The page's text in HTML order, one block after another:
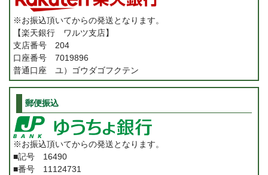
※お振込頂いてからの発送となります。
【楽天銀行 ワルツ支店】
支店番号 204
口座番号 7019896
普通口座 ユ）ゴウダゴフクテン
郵便振込
※お振込頂いてからの発送となります。
■記号 16490
■番号 11124731